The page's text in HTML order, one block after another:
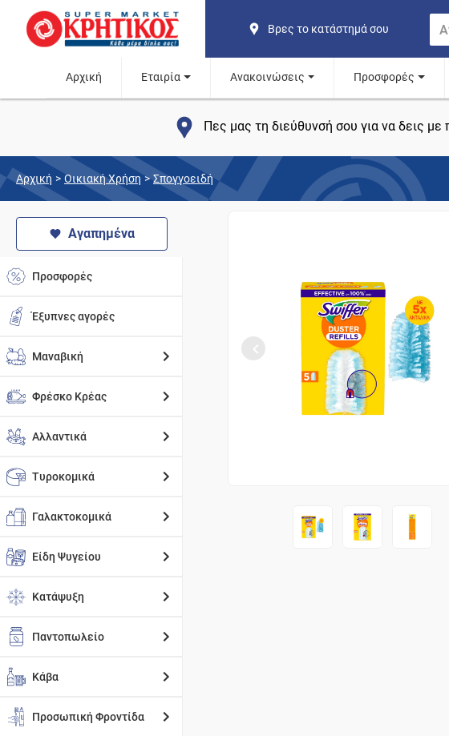
Βρες το κατάστημά σου
Αρχική Εταιρία Ανακοινώσεις Προσφορές
Πες μας τη διεύθυνσή σου για να δεις
Αρχική > Οικιακή Χρήση > Σπογγοειδή
Αγαπημένα
Προσφορές
Έξυπνες αγορές
Μαναβική
Φρέσκο Κρέας
Αλλαντικά
Τυροκομικά
Γαλακτοκομικά
Είδη Ψυγείου
Κατάψυξη
Παντοπωλείο
Κάβα
Προσωπική Φροντίδα